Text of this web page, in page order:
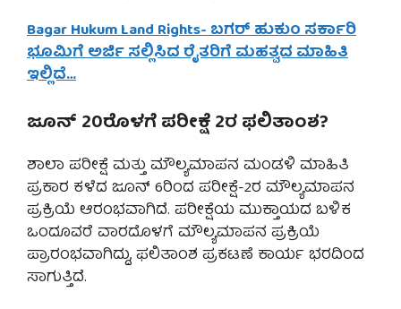
Bagar Hukum Land Rights- ಬಗರ್ ಹುಕುಂ ಸರ್ಕಾರಿ
ಭೂಮಿಗೆ ಅರ್ಜಿ ಸಲ್ಲಿಸಿದ ರೈತರಿಗೆ ಮಹತ್ವದ ಮಾಹಿತಿ
ಇಲ್ಲಿದೆ…
ಜೂನ್ 20ರೊಳಗೆ ಪರೀಕ್ಷೆ 2ರ ಫಲಿತಾಂಶ?
ಶಾಲಾ ಪರೀಕ್ಷೆ ಮತ್ತು ಮೌಲ್ಯಮಾಪನ ಮಂಡಳಿ ಮಾಹಿತಿ
ಪ್ರಕಾರ ಕಳೆದ ಜೂನ್ 6ರಿಂದ ಪರೀಕ್ಷೆ-2ರ ಮೌಲ್ಯಮಾಪನ
ಪ್ರಕ್ರಿಯೆ ಆರಂಭವಾಗಿದೆ. ಪರೀಕ್ಷೆಯ ಮುಕ್ತಾಯದ ಬಳಿಕ
ಒಂದೂವರೆ ವಾರದೊಳಗೆ ಮೌಲ್ಯಮಾಪನ ಪ್ರಕ್ರಿಯೆ
ಪ್ರಾರಂಭವಾಗಿದ್ದು, ಫಲಿತಾಂಶ ಪ್ರಕಟಣೆ ಕಾರ್ಯ ಭರದಿಂದ
ಸಾಗುತ್ತಿದೆ.